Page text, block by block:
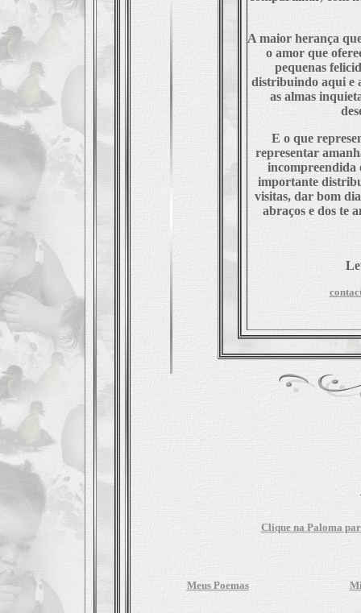
A maior herança
o amor que
pequenas
distribuindo aqui e
as almas
E o que
representar
incompreendida
importante
visitas, dar bom
abraços e dos te
Clique na Paloma
Meus Poemas